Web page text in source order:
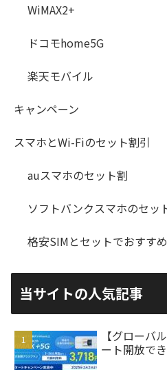
WiMAX2+
ドコモhome5G
楽天モバイル
キャンペーン
スマホとWi-Fiのセット割引
auスマホのセット割
ソフトバンクスマホのセッ
格安SIMとセットでおすすめ
当サイトの人気記事
【グローバ